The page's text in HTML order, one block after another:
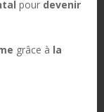
pour devenir
grâce à la